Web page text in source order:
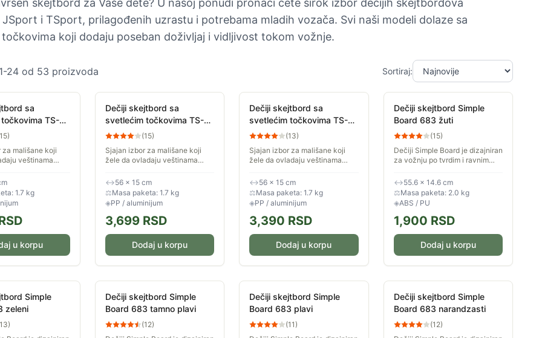
skejtbord za Vaše dete? U našoj ponudi pronaći ćete širok izbor dečijih skejtbordova
i TSport, prilagođenih uzrastu i potrebama mladih vozača. Svi naši modeli dolaze sa
koji dodaju poseban doživljaj i vidljivost tokom vožnje.
1-24 od 53 proizvoda Sortiraj:
sa
TS-
15)
za mališane koji
veštinama
atraktivni
u večernjim...
1.7 kg
u korpu
Dečiji skejtbord sa
svetlećim točkovima TS-
003-1
(15)
Sjajan izbor za mališane koji
žele da ovladaju veštinama
svetle su posebno atraktivni
tokom vožnje u večernjim...
↔56 × 15 cm
⚖Masa paketa: 1.7 kg
◈PP / aluminijum
3,699RSD
Dodaj u korpu
Dečiji skejtbord sa
svetlećim točkovima TS-
001 Purple
(13)
Sjajan izbor za mališane koji
žele da ovladaju veštinama
svetle su posebno atraktivni
tokom vožnje u večernjim...
↔56 × 15 cm
⚖Masa paketa: 1.7 kg
◈PP / aluminijum
3,390 RSD
Dodaj u korpu
Dečiji skejtbord Simple
Board 683 žuti
(15)
Dečiji Simple Board je dizajniran
za vožnju po tvrdim i ravnim
raznih trikova. Ceniće ga ne
samo početnici u vožnji...
↔55.6 × 14.6 cm
⚖Masa paketa: 2.0 kg
◈ABS / PU
1,900 RSD
Dodaj u korpu
Simple
zeleni
13)
Dečiji skejtbord Simple
Board 683 tamno plavi
(12)
Dečiji skejtbord Simple
Board 683 plavi
(11)
Dečiji skejtbord Simple
Board 683 narandzasti
(12)